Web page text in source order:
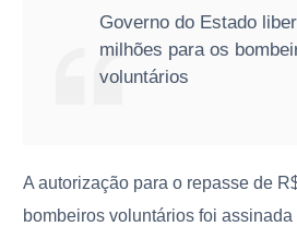
Governo do Estado
milhões para os
voluntários
A autorização para o repasse de
bombeiros voluntários foi